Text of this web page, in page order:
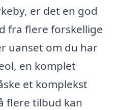
er det en god
fra flere forskellige
uanset om du har
en komplet
et komplekst
flere tilbud kan